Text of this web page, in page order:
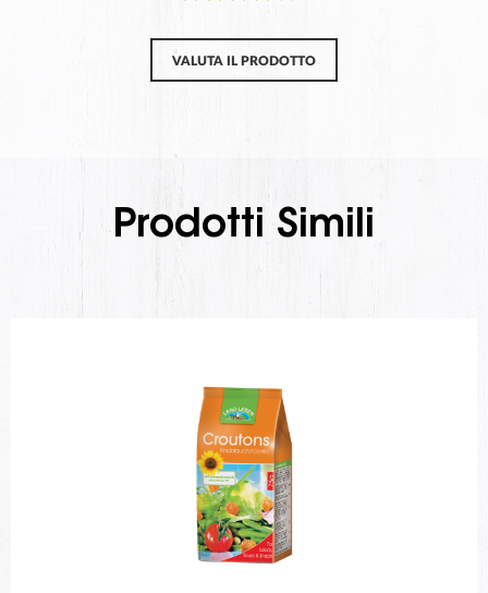
VALUTA IL PRODOTTO
Prodotti Simili